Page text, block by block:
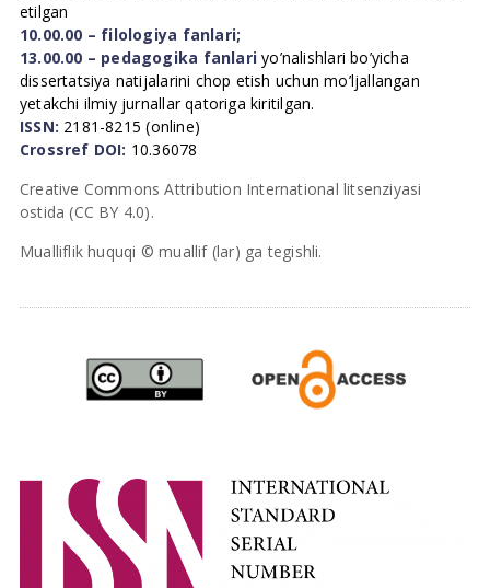
etilgan
10.00.00 – filologiya fanlari;
13.00.00 – pedagogika fanlari yo’nalishlari bo’yicha
dissertatsiya natijalarini chop etish uchun mo’ljallangan
yetakchi ilmiy jurnallar qatoriga kiritilgan.
ISSN: 2181-8215 (online)
Crossref DOI: 10.36078
Creative Commons Attribution International litsenziyasi
ostida (CC BY 4.0).
Mualliflik huquqi © muallif (lar) ga tegishli.